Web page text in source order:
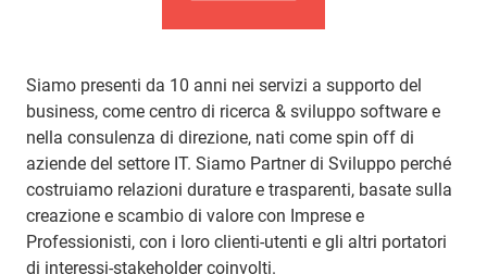
Siamo presenti da 10 anni nei servizi a supporto del
business, come centro di ricerca & sviluppo software e
nella consulenza di direzione, nati come spin off di
aziende del settore IT. Siamo Partner di Sviluppo perché
costruiamo relazioni durature e trasparenti, basate sulla
creazione e scambio di valore con Imprese e
Professionisti, con i loro clienti-utenti e gli altri portatori
di interessi-stakeholder coinvolti.